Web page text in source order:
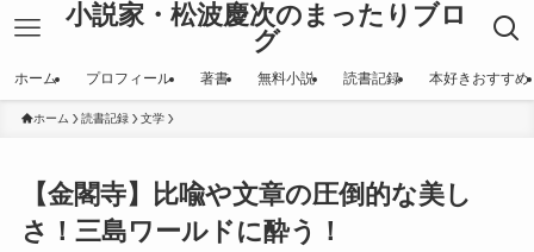
小説家・松波慶次のまったりブロ
グ
ホーム プロフィール 著書 無料小説 読書記録 本好きおすすめ
ホーム 読書記録 文学
【金閣寺】比喩や文章の圧倒的な美し
さ！三島ワールドに酔う！